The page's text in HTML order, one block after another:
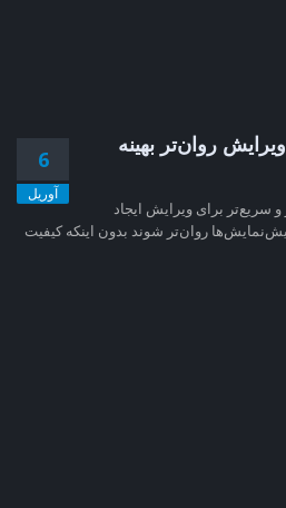
6
آوریل
روان‌تر بهینه
سریع‌تر برای ویرایش ایجاد
روان‌تر شوند بدون اینکه کیفیت